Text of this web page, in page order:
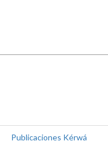
Publicaciones Kérwá